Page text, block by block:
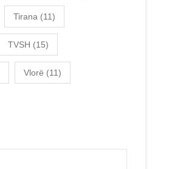
Tirana (11)
TVSH (15)
Vlorë (11)